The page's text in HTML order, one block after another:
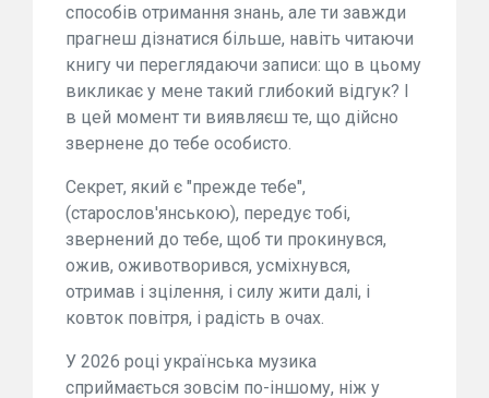
способів отримання знань, але ти завжди
прагнеш дізнатися більше, навіть читаючи
книгу чи переглядаючи записи: що в цьому
викликає у мене такий глибокий відгук? І
в цей момент ти виявляєш те, що дійсно
звернене до тебе особисто.
Секрет, який є "прежде тебе",
(старослов'янською), передує тобі,
звернений до тебе, щоб ти прокинувся,
ожив, оживотворився, усміхнувся,
отримав і зцілення, і силу жити далі, і
ковток повітря, і радість в очах.
У 2026 році українська музика
сприймається зовсім по-іншому, ніж у